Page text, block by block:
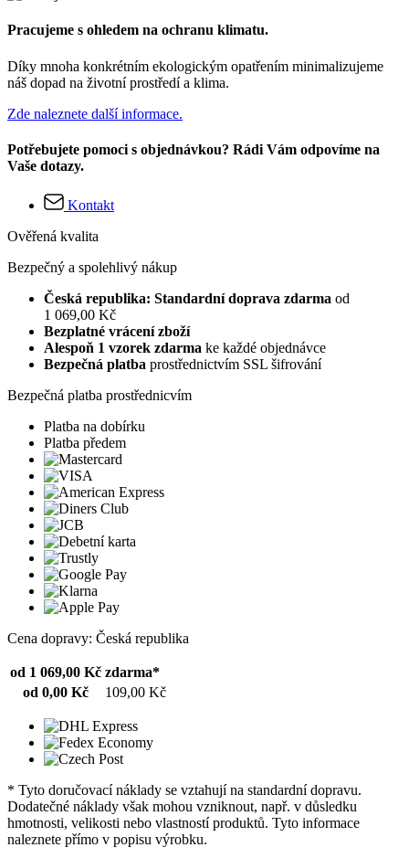
Pracujeme s ohledem na ochranu klimatu.
Díky mnoha konkrétním ekologickým opatřením minimalizujeme
náš dopad na životní prostředí a klima.
Zde naleznete další informace.
Potřebujete pomoci s objednávkou? Rádi Vám odpovíme na
Vaše dotazy.
Kontakt
Ověřená kvalita
Bezpečný a spolehlivý nákup
Česká republika: Standardní doprava zdarma od
1 069,00 Kč
Bezplatné vrácení zboží
Alespoň 1 vzorek zdarma ke každé objednávce
Bezpečná platba prostřednictvím SSL šifrování
Bezpečná platba prostřednicvím
Platba na dobírku
Platba předem
Cena dopravy: Česká republika
od 1 069,00 Kč zdarma*
od 0,00 Kč
109,00 Kč
* Tyto doručovací náklady se vztahují na standardní dopravu.
Dodatečné náklady však mohou vzniknout, např. v důsledku
hmotnosti, velikosti nebo vlastností produktů. Tyto informace
naleznete přímo v popisu výrobku.